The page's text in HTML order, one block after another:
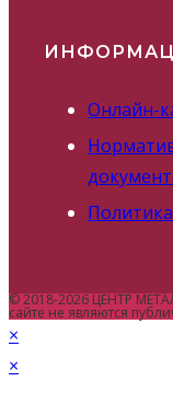
Онлайн-
© 2018-2026 ЦЕНТР
сайте не являются
×
×